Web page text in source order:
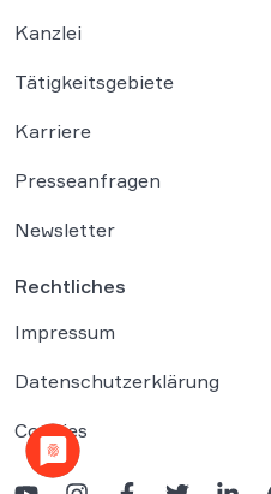
Kanzlei
Tätigkeitsgebiete
Karriere
Presseanfragen
Newsletter
Rechtliches
Impressum
Datenschutzerklärung
Cookies